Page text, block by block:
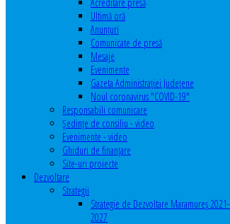
Ultimă oră
Anunţuri
Comunicate de presă
Mesaje
Evenimente
Gazeta Administraţiei Judeţene
Noul coronavirus "COVID-19"
Responsabili comunicare
Şedinţe de consiliu - video
Evenimente - video
Ghiduri de finanţare
Site-uri proiecte
Dezvoltare
Strategii
Strategie de Dezvoltare Maramureș 2021-
2027